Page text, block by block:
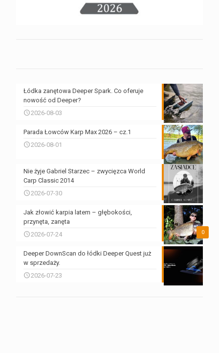
Łódka zanętowa Deeper Spark. Co oferuje
nowość od Deeper?
2026-08-03
Parada Łowców Karp Max 2026 – cz.1
2026-08-01
Nie żyje Gabriel Starzec – zwycięzca World
Carp Classic 2014
2026-07-30
0
Jak złowić karpia latem – głębokości,
przynęta, zanęta
2026-07-24
Deeper DownScan do łódki Deeper Quest już
w sprzedaży.
2026-07-23